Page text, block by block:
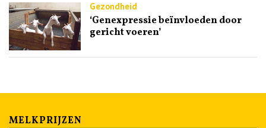
Gezondheid
‘Genexpressie beïnvloeden door
gericht voeren’
MELKPRIJZEN